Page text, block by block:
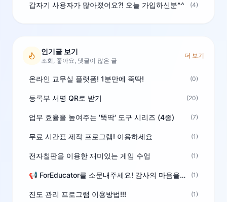
갑자기 사용자가 많아졌어요?! 오늘 가입하신분^^ (4)
인기글 보기
조회, 좋아요, 댓글이 많은 글
더 보기
온라인 교무실 플랫폼! 1분만에 뚝딱! (0)
등록부 서명 QR로 받기 (20)
업무 효율을 높여주는 '뚝딱' 도구 시리즈 (4종) (7)
무료 시간표 제작 프로그램! 이용하세요 (1)
전자칠판을 이용한 재미있는 게임 수업 (1)
📢 ForEducator를 소문내주세요! 감사의 마음을 담은 포인트 선물 (1)
진도 관리 프로그램 이용방법!!! (1)